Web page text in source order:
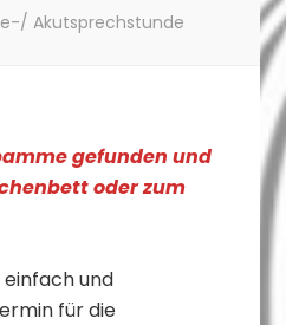
Akutsprechstunde
me gefunden und
oder zum
und
für die